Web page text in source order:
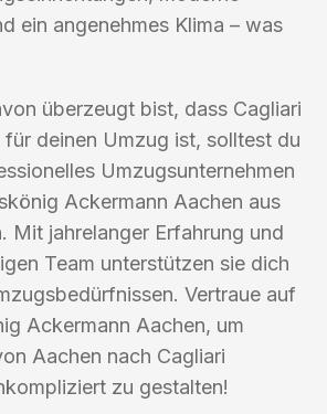
ein angenehmes Klima – was
überzeugt bist, dass Cagliari
deinen Umzug ist, solltest du
Umzugsunternehmen
Ackermann Aachen aus
Mit jahrelanger Erfahrung und
Team unterstützen sie dich
Vertraue auf
Ackermann Aachen, um
Aachen nach Cagliari
zu gestalten!